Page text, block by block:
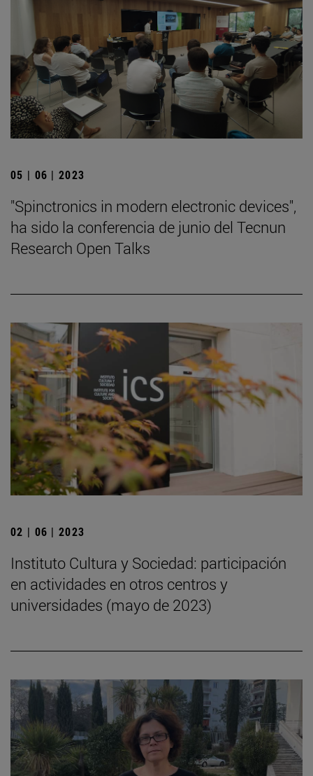
05 | 06 | 2023
"Spinctronics in modern electronic devices",
ha sido la conferencia de junio del Tecnun
Research Open Talks
02 | 06 | 2023
Instituto Cultura y Sociedad: participación
en actividades en otros centros y
universidades (mayo de 2023)